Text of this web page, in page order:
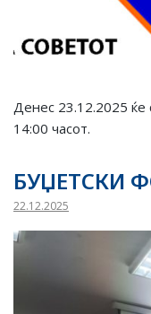
Денес 23.12.2025 ќе
14:00 часот.
БУЏЕТСКИ
22.12.2025